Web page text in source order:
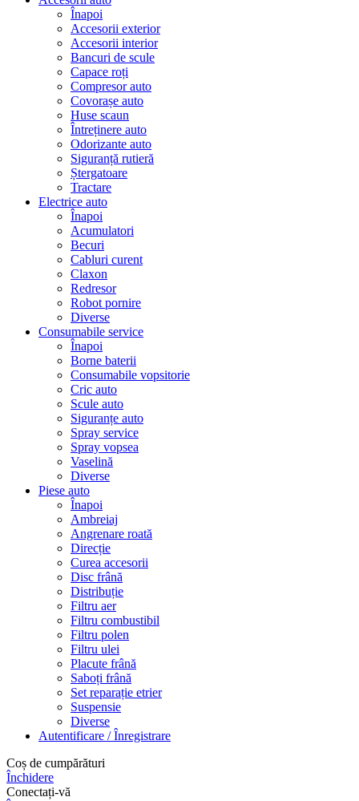
Înapoi
Accesorii exterior
Accesorii interior
Bancuri de scule
Capace roți
Compresor auto
Covorașe auto
Huse scaun
Întreținere auto
Odorizante auto
Siguranță rutieră
Ștergatoare
Tractare
Electrice auto
Înapoi
Acumulatori
Becuri
Cabluri curent
Claxon
Redresor
Robot pornire
Diverse
Consumabile service
Înapoi
Borne baterii
Consumabile vopsitorie
Cric auto
Scule auto
Siguranțe auto
Spray service
Spray vopsea
Vaselină
Diverse
Piese auto
Înapoi
Ambreiaj
Angrenare roată
Direcție
Curea accesorii
Disc frână
Distribuție
Filtru aer
Filtru combustibil
Filtru polen
Filtru ulei
Placute frână
Saboți frână
Set reparație etrier
Suspensie
Diverse
Autentificare / Înregistrare
Coș de cumpărături
Închidere
Conectați-vă